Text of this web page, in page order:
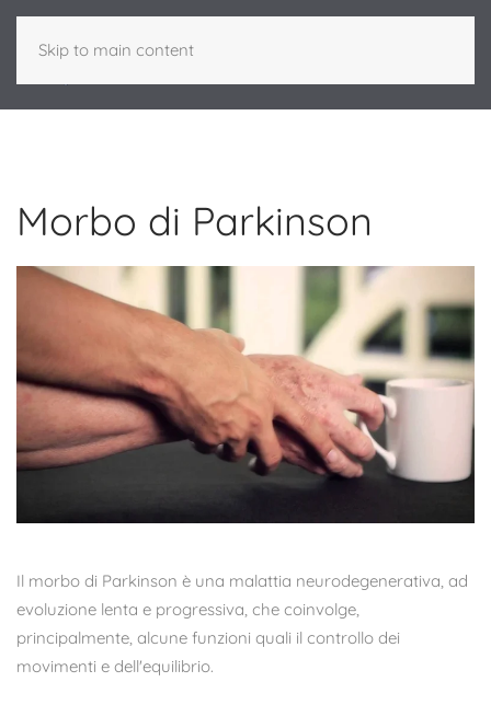
Skip to main content
Morbo di Parkinson
Il morbo di Parkinson è una malattia neurodegenerativa, ad
evoluzione lenta e progressiva, che coinvolge,
principalmente, alcune funzioni quali il controllo dei
movimenti e dell'equilibrio.